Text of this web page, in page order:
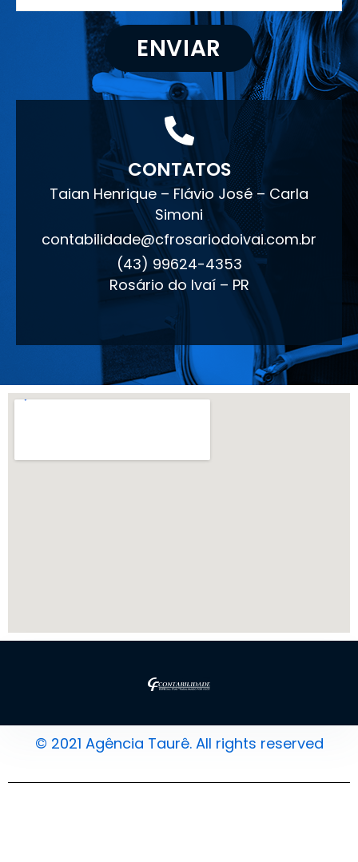
ENVIAR
CONTATOS
Taian Henrique – Flávio José – Carla
Simoni
contabilidade@cfrosariodoivai.com.br
(43) 99624-4353
Rosário do Ivaí – PR
© 2021 Agência Taurê. All rights reserved